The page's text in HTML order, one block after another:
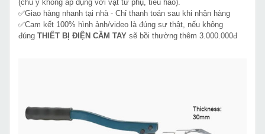
(chú ý không áp dụng với vật tư phụ, tiêu hao).
✅Giao hàng nhanh tại nhà - Chỉ thanh toán sau khi nhận hàng
✅Cam kết 100% hình ảnh/video là đúng sự thật, nếu không
đúng THIẾT BỊ ĐIỆN CẦM TAY sẽ bồi thường thêm 3.000.000đ